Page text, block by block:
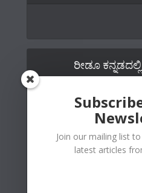
ರೀಡೂ
Join our mailing list
latest articles